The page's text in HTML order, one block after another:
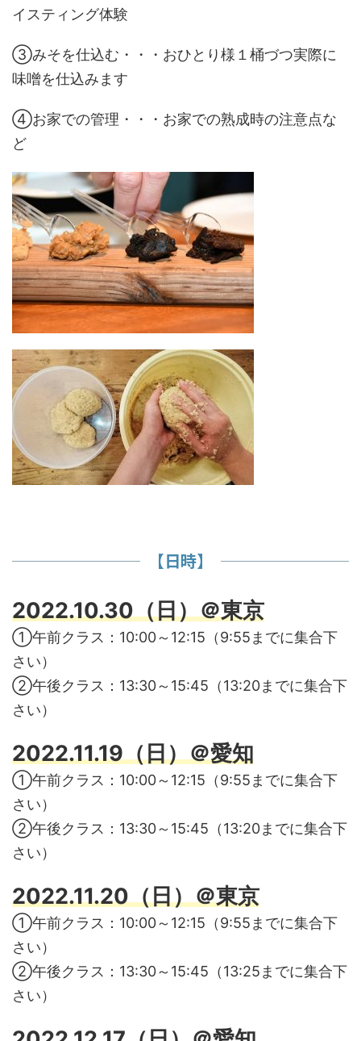
イスティング体験
③みそを仕込む・・・おひとり様１桶づつ実際に
味噌を仕込みます
④お家での管理・・・お家での熟成時の注意点な
ど
【日時】
2022.10.30（日）＠東京
①午前クラス：10:00～12:15（9:55までに集合下
さい）
②午後クラス：13:30～15:45（13:20までに集合下
さい）
2022.11.19（日）＠愛知
①午前クラス：10:00～12:15（9:55までに集合下
さい）
②午後クラス：13:30～15:45（13:20までに集合下
さい）
2022.11.20（日）＠東京
①午前クラス：10:00～12:15（9:55までに集合下
さい）
②午後クラス：13:30～15:45（13:25までに集合下
さい）